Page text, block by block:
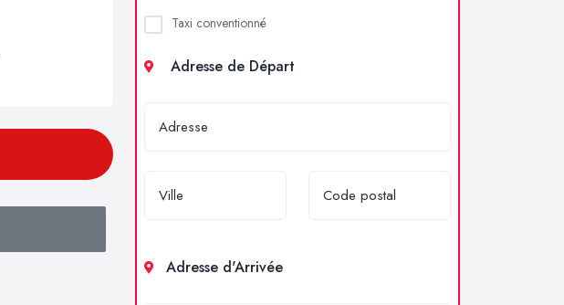
Taxi conventionné
Adresse de Départ
Adresse d'Arrivée